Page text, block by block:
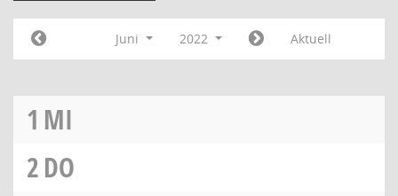
Juni 2022 Aktuell
1 MI
2DO